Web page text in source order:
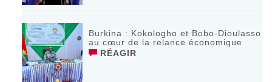
Burkina : Kokologho et Bobo-Dioulasso
au cœur de la relance économique
RÉAGIR